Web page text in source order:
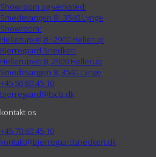
Showroom og værksted:
Smedevangen 8 · 3540 Lynge
Showroom:
Hellerupvej 8 · 2900 Hellerup
Bjerregaard Snedkeri
Hellerupvej 8, 2900 Hellerup
Smedevangen 8, 3540 Lynge
+45 50 60 45 10
bjerregaard@tscb.dk
kontakt os
+45 70 60 45 10
kontakt@bjerregaardsnedkeri.dk